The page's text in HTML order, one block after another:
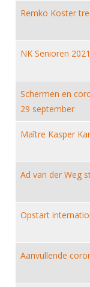
Handleiding
Organisatie
Commissies
Leden van
Vacatures
Contact
Samenwerking
Ranglijsten
Inschrijven
Materiaal
Schermpaspoort
KNAS Keurmerk
NK's
JPT
JEC
DBT
Atletencommissie
Internationale
Brassardsysteem
Voor coaches en
Nationale
Internationale
Opleidingen
Leraar
Nieuws
Scheidsrechter
Opleidingen
Nieuws
NK
Remko Koster
NK Senioren 2021
Schermen en
29 september
Maître Kasper
Ad van der Weg
Opstart
Aanvullende